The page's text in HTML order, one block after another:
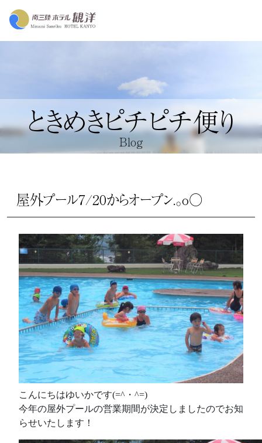
ときめきピチピチ便り
Blog
屋外プール7/20からオープン.。o○
こんにちはゆいかです(=^・^=)
今年の屋外プールの営業期間が決定しましたのでお知
らせいたします！